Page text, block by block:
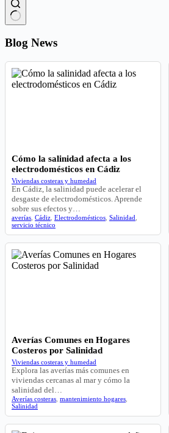
resultados
Blog News
Cómo la salinidad afecta a los
electrodomésticos en Cádiz
Viviendas costeras y humedad
En Cádiz, la salinidad puede acelerar el
desgaste de electrodomésticos. Aprende
sobre sus efectos y…
averías Cádiz Electrodomésticos Salinidad
servicio técnico
Averías Comunes en Hogares
Costeros por Salinidad
Viviendas costeras y humedad
Explora las averías más comunes en
viviendas cercanas al mar y cómo la
salinidad del…
Averías costeras mantenimiento hogares
Salinidad